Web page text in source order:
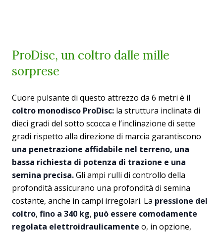
ProDisc, un coltro dalle mille
sorprese
Cuore pulsante di questo attrezzo da 6 metri è il
coltro monodisco ProDisc: la struttura inclinata di
dieci gradi del sotto scocca e l’inclinazione di sette
gradi rispetto alla direzione di marcia garantiscono
una penetrazione affidabile nel terreno, una
bassa richiesta di potenza di trazione e una
semina precisa.Gli ampi rulli di controllo della
profondità assicurano una profondità di semina
costante, anche in campi irregolari. La pressione del
coltro, fino a 340 kg, può essere comodamente
regolata elettroidraulicamente o, in opzione,